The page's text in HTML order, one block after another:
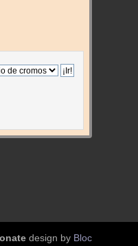
design by Bloc